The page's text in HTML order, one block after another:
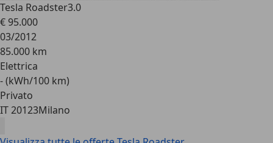
Tesla Roadster3.0
€ 95.000
03/2012
85.000 km
Elettrica
- (kWh/100 km)
Privato
IT 20123Milano